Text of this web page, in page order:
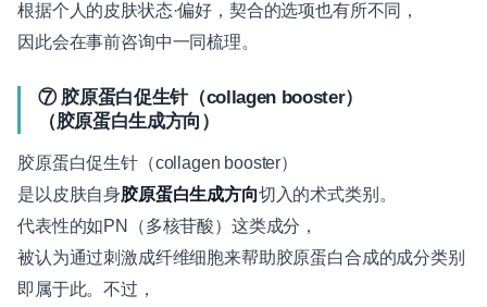
根据个人的皮肤状态·偏好，契合的选项也有所不同，
因此会在事前咨询中一同梳理。
⑦ 胶原蛋白促生针（collagen booster）
（胶原蛋白生成方向）
胶原蛋白促生针（collagen booster）
是以皮肤自身胶原蛋白生成方向切入的术式类别。
代表性的如PN（多核苷酸）这类成分，
被认为通过刺激成纤维细胞来帮助胶原蛋白合成的成分类别
即属于此。不过，